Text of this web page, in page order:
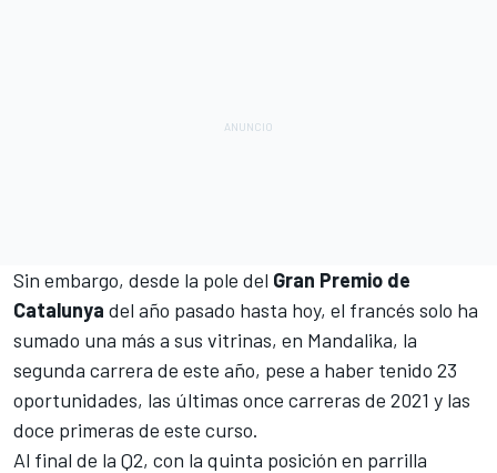
Sin embargo, desde la pole del Gran Premio de
Catalunya del año pasado hasta hoy, el francés solo ha
sumado una más a sus vitrinas, en Mandalika, la
segunda carrera de este año, pese a haber tenido 23
oportunidades, las últimas once carreras de 2021 y las
doce primeras de este curso.
Al final de la Q2, con la quinta posición en parrilla